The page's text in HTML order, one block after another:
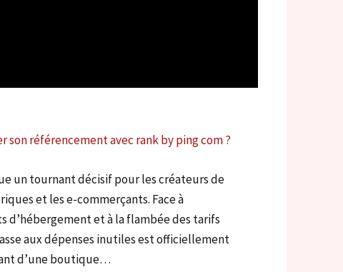
son référencement avec rank by ping com ?
un tournant décisif pour les créateurs de
et les e-commerçants. Face à
d’hébergement et à la flambée des tarifs
aux dépenses inutiles est officiellement
d’une boutique…